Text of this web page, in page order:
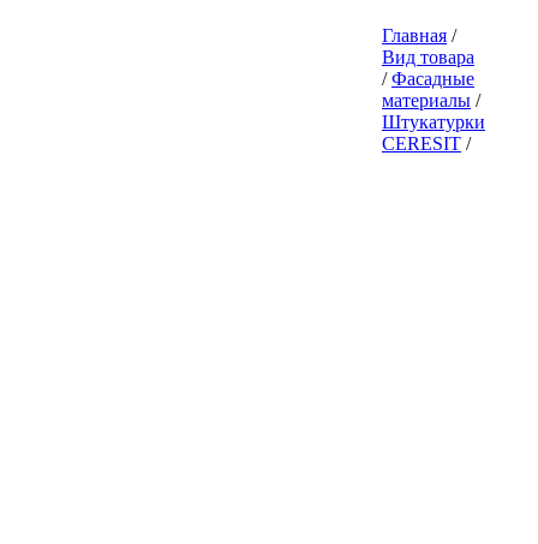
Главная /
Вид товара
/Фасадные
материалы /
Штукатурки
CERESIT /